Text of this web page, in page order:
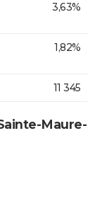
3,63%
1,82%
11 345
Maure-